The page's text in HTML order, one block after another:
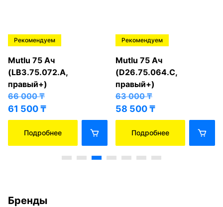
Рекомендуем
Mutlu 75 Ач
(LB3.75.072.A,
правый+)
66 000₸
61 500₸
Подробнее
Рекомендуем
Mutlu 75 Ач
(D26.75.064.C,
правый+)
63 000₸
58 500₸
Подробнее
Бренды